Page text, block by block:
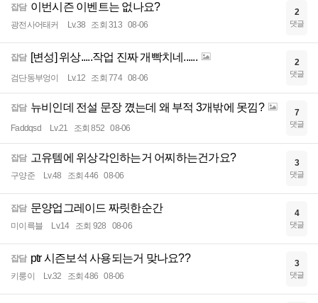
잡담 이번시즌 이벤트는 없나요?
광전사어태커 Lv.38 조회 313 08-06
2
댓글
잡담 [변성] 위상.....작업 진짜 개빡치네......
검단동부엉이 Lv.12 조회 774 08-06
2
댓글
잡담 뉴비인데 전설 문장 꼈는데 왜 부적 3개밖에 못낌?
Faddqsd Lv.21 조회 852 08-06
7
댓글
잡담 고유템에 위상각인하는거 어찌하는건가요?
구양준 Lv.48 조회 446 08-06
3
댓글
잡담 문양업그레이드 짜릿한순간
미이륵블 Lv.14 조회 928 08-06
4
댓글
잡담 ptr 시즌보석 사용되는거 맞나요??
키룽이 Lv.32 조회 486 08-06
3
댓글